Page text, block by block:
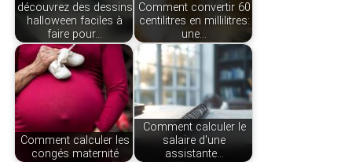
découvrez des dessins
halloween faciles à
faire pour…
Comment convertir 60
centilitres en millilitres:
une…
Comment calculer les
congés maternité
Comment calculer le
salaire d'une
assistante…